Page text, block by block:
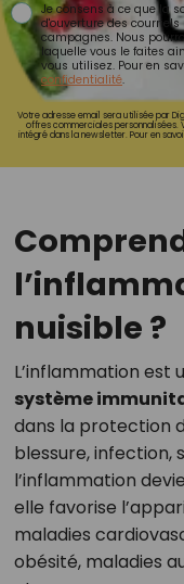
Je consens à ce que la
d'ouverture des
campagnes. Nous
laquelle vous le faites
vous utilisez. Pour en
confidentialité.
Votre adresse email sera utilisée par
offres commerciales personnalisées.
intégré dans la newsletter. Pour en
nuisible ?
L’inflammation est
système
dans la protection
blessure, infection,
l’inflammation
elle favorise
maladies
obésité, maladies